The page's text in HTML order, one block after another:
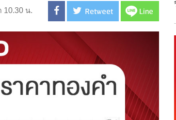
10.30 น. Retweet Line